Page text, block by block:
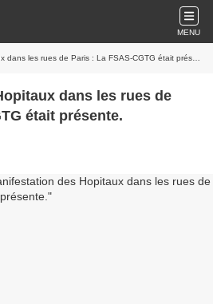
MENU
les rues de Paris : La FSAS-CGTG était présente.
dans les rues de
était présente.